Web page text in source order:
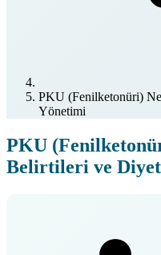
PKU (Fenilketonüri)
Yönetimi
PKU
Belirtileri ve